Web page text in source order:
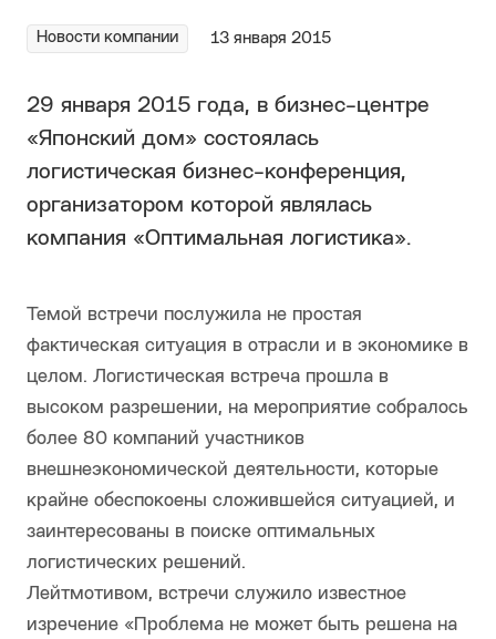
Новости компании 13 января 2015
29 января 2015 года, в бизнес-центре
«Японский дом» состоялась
логистическая бизнес-конференция,
организатором которой являлась
компания «Оптимальная логистика».
Темой встречи послужила не простая
фактическая ситуация в отрасли и в экономике в
целом. Логистическая встреча прошла в
высоком разрешении, на мероприятие собралось
более 80 компаний участников
внешнеэкономической деятельности, которые
крайне обеспокоены сложившейся ситуацией, и
заинтересованы в поиске оптимальных
логистических решений.
Лейтмотивом, встречи служило известное
изречение «Проблема не может быть решена на